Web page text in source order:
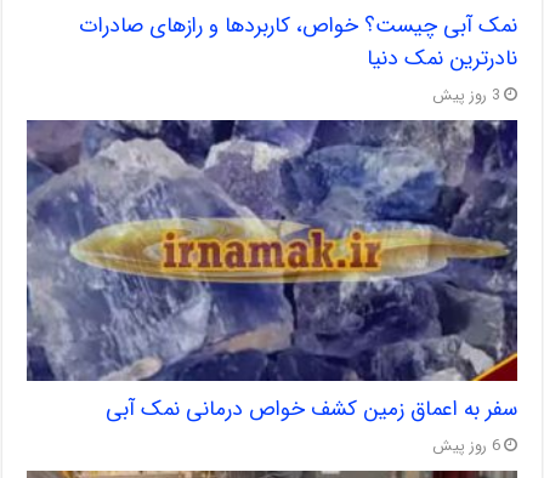
نمک آبی چیست؟ خواص، کاربردها و رازهای صادرات
نادرترین نمک دنیا
3 روز پیش
سفر به اعماق زمین کشف خواص درمانی نمک آبی
6 روز پیش